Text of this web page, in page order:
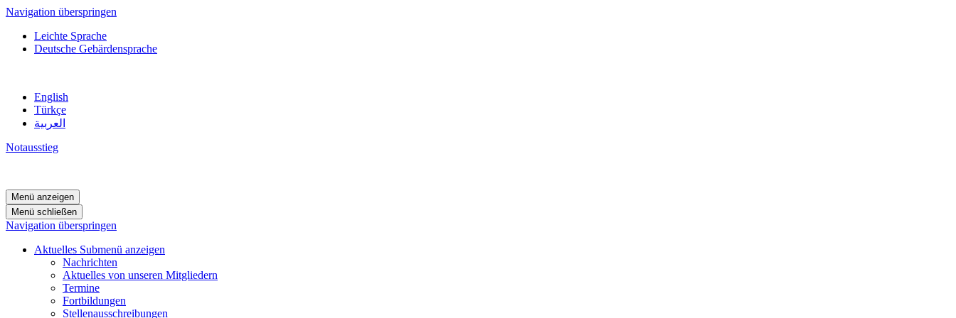
Navigation überspringen
Leichte Sprache
Deutsche Gebärdensprache
English
Türkçe
العربية
Notausstieg
Menü anzeigen
Menü schließen
Navigation überspringen
Aktuelles Submenü anzeigen
Nachrichten
Aktuelles von unseren Mitgliedern
Termine
Fortbildungen
Stellenausschreibungen